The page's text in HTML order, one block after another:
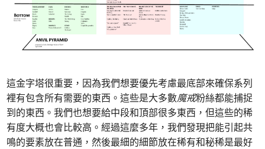
這金字塔很重要，因為我們想要優先考慮最底部來確保系列
裡有包含所有需要的東西。這些是大多數魔戒粉絲都能捕捉
到的東西。我們也想要給中段和頂部很多東西，但這些的稀
有度大概也會比較高。經過這麼多年，我們發現把能引起共
鳴的要素放在普通，然後最細的細節放在稀有和秘稀是最好